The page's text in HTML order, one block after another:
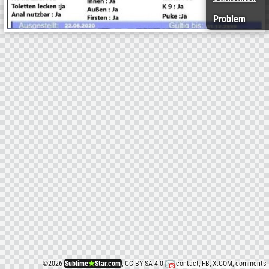
©2026 Sublime★Star.com, CC BY-SA 4.0 contact, FB,X.COM, comments
Problem